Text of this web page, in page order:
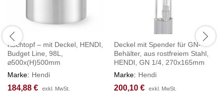
Kochtopf – mit Deckel, HENDI,
Budget Line, 98L,
⌀500x(H)500mm
Marke: Hendi
184,88 € exkl. MwSt.
Deckel mit Spender für GN-
Behälter, aus rostfreiem Stahl,
HENDI, GN 1/4, 270x165mm
Marke: Hendi
200,10 € exkl. MwSt.